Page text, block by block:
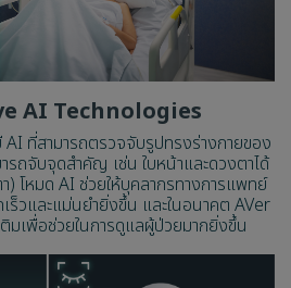
AI Technologies
ที่สามารถตรวจจับรูปทรงร่างกายของ
รถจับจุดสำคัญ เช่น ใบหน้าและดวงตาได้
) โหมด AI ช่วยให้บุคลากรทางการแพทย์
เร็วและแม่นยำยิ่งขึ้น และในอนาคต AVer
มเพื่อช่วยในการดูแลผู้ป่วยมากยิ่งขึ้น